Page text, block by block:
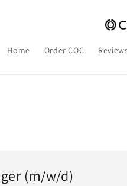
Home Order COC
(m/w/d)